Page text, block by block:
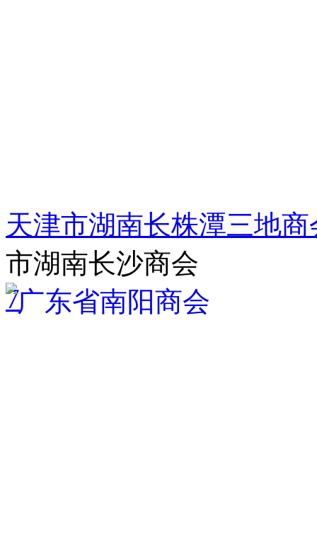
天津市湖南长株潭三地
市湖南长沙商会
7